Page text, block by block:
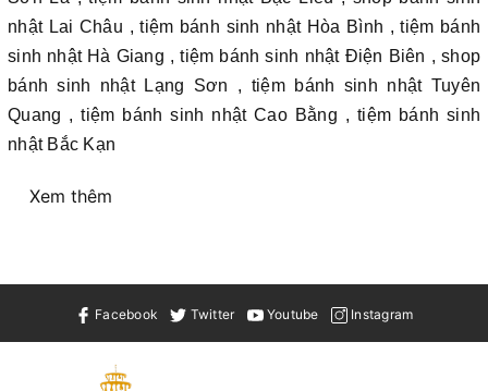
nhật Lai Châu , tiệm bánh sinh nhật Hòa Bình , tiệm bánh
sinh nhật Hà Giang , tiệm bánh sinh nhật Điện Biên , shop
bánh sinh nhật Lạng Sơn , tiệm bánh sinh nhật Tuyên
Quang , tiệm bánh sinh nhật Cao Bằng , tiệm bánh sinh
nhật Bắc Kạn
Xem thêm
Facebook Twitter Youtube Instagram